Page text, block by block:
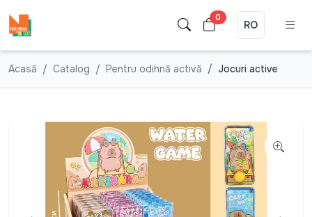
0
RO
Acasă Catalog Pentru odihnă activă Jocuri active